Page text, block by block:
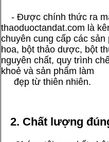
- Được chính thức ra
thaoduoctandat.com là
chuyên cung cấp các
hoa, bột thảo dược, bột
nguyên chất, quy trình
khoẻ và sản phẩm làm
đẹp từ thiên nhiên.
2. Chất lượng